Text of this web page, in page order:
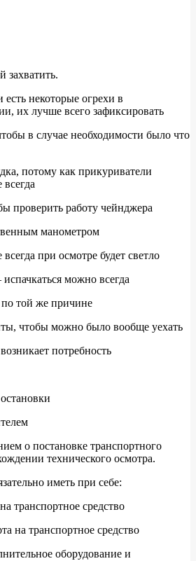
захватить.
некоторые огрехи в
их лучше всего зафиксировать
в случае необходимости было что
потому как прикуриватели
проверить работу чейнджера
манометром
при осмотре будет светло
можно всегда
той же причине
чтобы можно было вообще уехать
потребность
о постановке транспортного
технического осмотра.
иметь при себе:
транспортное средство
на транспортное средство
оборудование и